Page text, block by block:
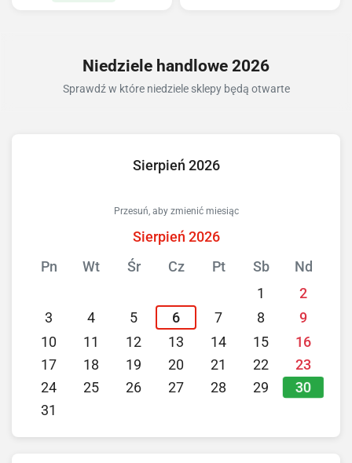
Niedziele handlowe 2026
Sprawdź w które niedziele sklepy będą otwarte
Sierpień 2026
Przesuń, aby zmienić miesiąc
Sierpień 2026
Pn
Wt Śr Cz Pt Sb
Nd
1
2
3
4 5 6 7 8
9
10
11 12 13 14 15
16
17
18 19 20 21 22
23
24
25 26 27 28 29 30
31